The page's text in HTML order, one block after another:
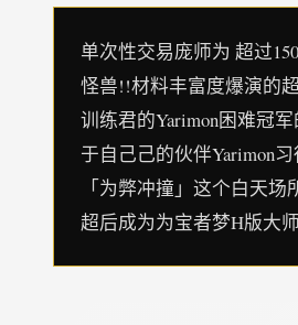
单次性交易庞师为 超过
怪兽!!材料丰富度爆演的超
训练君的Yarimon困难冠
于自己己的伙伴Yarimon
「为弊冲撞」这个白天场
超后成为为宝者梦H版大师